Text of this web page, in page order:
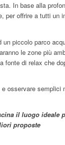
In base alla
per offrire a tutti un
un piccolo parco
le zone più
fonte di relax che
osservare semplici
il luogo ideale
proposte